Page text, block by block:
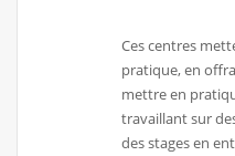
Ces centres
pratique, en
mettre en
travaillant sur
des stages en